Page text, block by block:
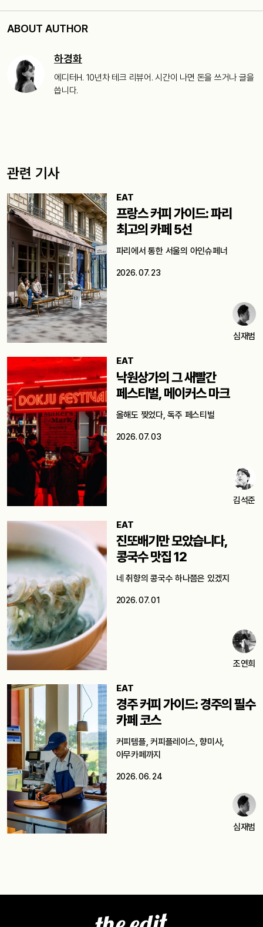
ABOUT AUTHOR
하경화
에디터H. 10년차 테크 리뷰어. 시간이 나면 돈을 쓰거나 글을
씁니다.
관련 기사
EAT
프랑스 커피 가이드: 파리
최고의 카페 5선
파리에서 통한 서울의 아인슈페너
2026. 07. 23
심재범
EAT
낙원상가의 그 새빨간
페스티벌, 메이커스 마크
올해도 찢었다, 독주 페스티벌
2026. 07. 03
김석준
EAT
진또배기만 모았습니다,
콩국수 맛집 12
네 취향의 콩국수 하나쯤은 있겠지
2026. 07. 01
조연희
EAT
경주 커피 가이드: 경주의 필수
카페 코스
커피템플, 커피플레이스, 향미사,
아무카페까지
2026. 06. 24
심재범